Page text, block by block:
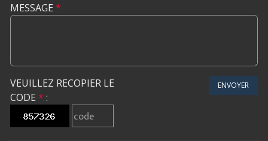
MESSAGE *
VEUILLEZ RECOPIER LE
CODE * :
ENVOYER